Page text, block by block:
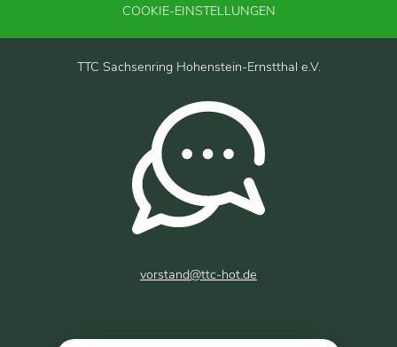
COOKIE-EINSTELLUNGEN
TTC Sachsenring Hohenstein-Ernstthal e.V.
vorstand@ttc-hot.de